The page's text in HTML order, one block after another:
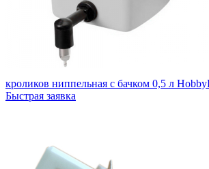
кроликов ниппельная с бачком 0,5 л
Быстрая заявка